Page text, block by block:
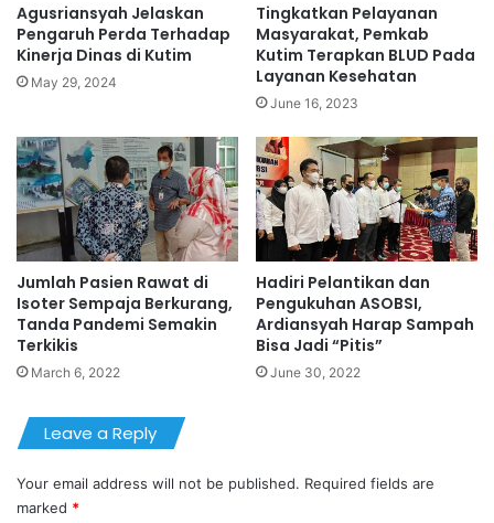
Agusriansyah Jelaskan
Pengaruh Perda Terhadap
Kinerja Dinas di Kutim
May 29, 2024
Tingkatkan Pelayanan
Masyarakat, Pemkab
Kutim Terapkan BLUD Pada
Layanan Kesehatan
June 16, 2023
Jumlah Pasien Rawat di
Isoter Sempaja Berkurang,
Tanda Pandemi Semakin
Terkikis
March 6, 2022
Hadiri Pelantikan dan
Pengukuhan ASOBSI,
Ardiansyah Harap Sampah
Bisa Jadi “Pitis”
June 30, 2022
Leave a Reply
Your email address will not be published. Required fields are
marked *